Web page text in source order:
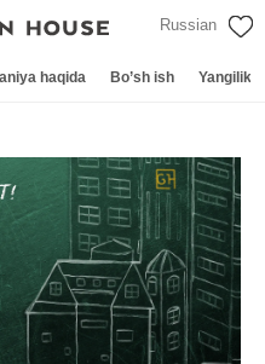
haqida Bo’sh ish
Russian